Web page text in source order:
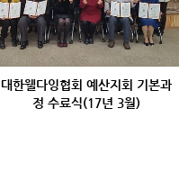
대한웰다잉협회 예산지회 기본과
정 수료식(17년 3월)